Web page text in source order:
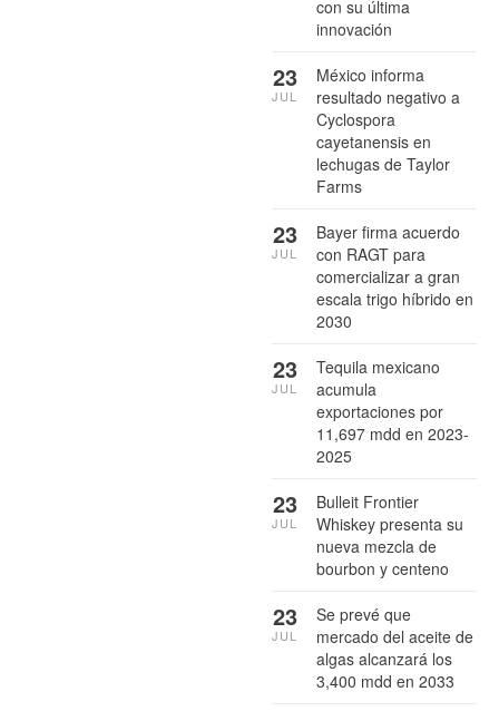
con su última
innovación
México informa
resultado negativo a
Cyclospora
cayetanensis en
lechugas de Taylor
Farms
23
JUL
Bayer firma acuerdo
con RAGT para
comercializar a gran
escala trigo híbrido en
2030
23
JUL
Tequila mexicano
acumula
exportaciones por
11,697 mdd en 2023-
2025
23
JUL
Bulleit Frontier
Whiskey presenta su
nueva mezcla de
bourbon y centeno
23
JUL
Se prevé que
mercado del aceite de
algas alcanzará los
3,400 mdd en 2033
23
JUL